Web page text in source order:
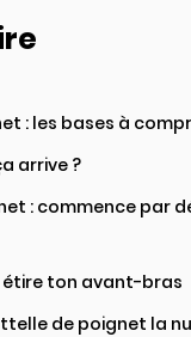
: les bases à
arrive ?​​
: commence par
étire ton avant-bras​
de poignet la